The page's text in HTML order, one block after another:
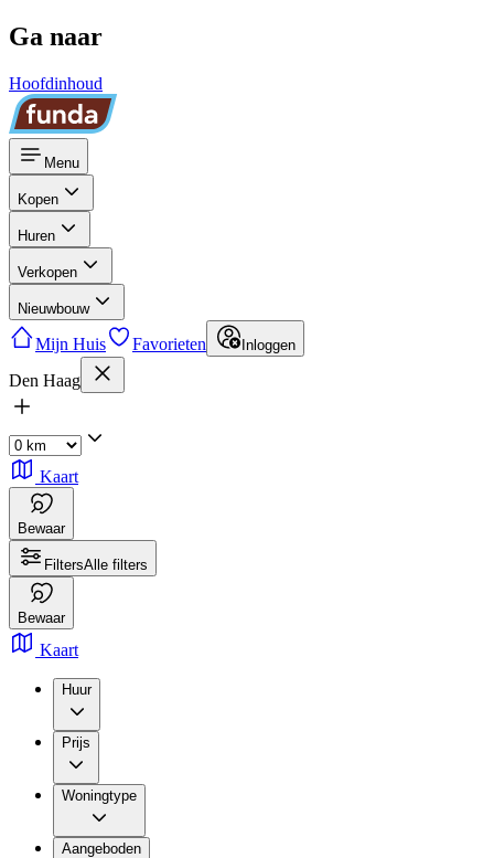
Ga naar
Hoofdinhoud
Menu
Kopen
Huren
Verkopen
Nieuwbouw
Mijn Huis Favorieten Inloggen
Den Haag
Kaart
Bewaar
FiltersAlle filters
Bewaar
Kaart
Huur
Prijs
Woningtype
Aangeboden